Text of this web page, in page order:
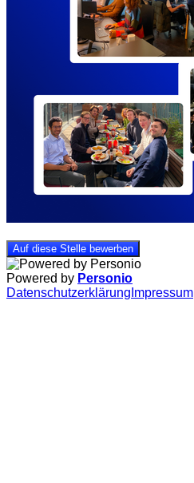
Auf diese Stelle bewerben
Powered by Personio
Datenschutzerklärung Impressum